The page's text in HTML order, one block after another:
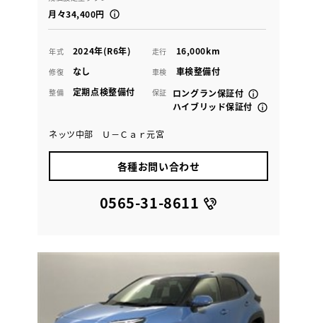
月々34,400円
年式 2024年(R6年) 走行 16,000km
修復 なし 車検 車検整備付
整備 定期点検整備付 保証
ロングラン保証付
ハイブリッド保証付
ネッツ中部 Ｕ－Ｃａｒ元宮
各種お問い合わせ
0565-31-8611